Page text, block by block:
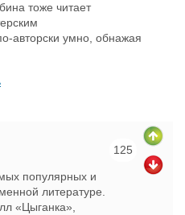
тоже читает
авторски умно, обнажая
125
популярных и
литературе.
«Цыганка»,